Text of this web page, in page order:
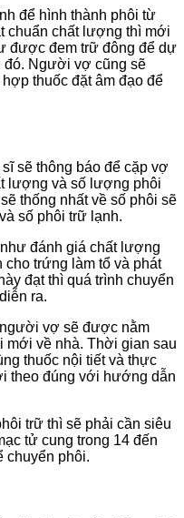
để hình thành phôi từ
chuẩn chất lượng thì mới
được đem trữ đông để dự
đó. Người vợ cũng sẽ
thuốc đặt âm đạo để
sẽ thông báo để cặp vợ
lượng và số lượng phôi
thống nhất về số phôi sẽ
số phôi trữ lạnh.
đánh giá chất lượng
cho trứng làm tổ và phát
đạt thì quá trình chuyển
ra.
vợ sẽ được nằm
mới về nhà. Thời gian sau
thuốc nội tiết và thực
theo đúng với hướng dẫn
trữ thì sẽ phải cần siêu
tử cung trong 14 đến
chuyển phôi.